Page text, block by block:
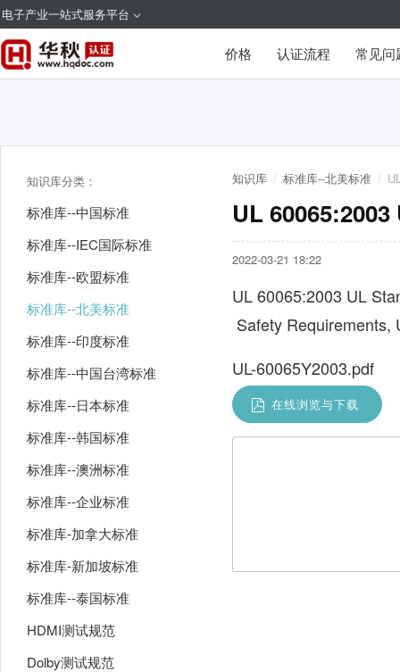
电子产业一站式服务平台
价格 认证流程 常见问
知识库分类：
标准库--中国标准
标准库--IEC国际标准
标准库--欧盟标准
标准库--北美标准
标准库--印度标准
标准库--中国台湾标准
标准库--日本标准
标准库--韩国标准
标准库--澳洲标准
标准库--企业标准
标准库-加拿大标准
标准库-新加坡标准
标准库--泰国标准
HDMI测试规范
Dolby测试规范
知识库 / 标准库--北美标准 /
UL
2022-03-21 18:22
UL 60065:2003 UL
Safety Requirements,
UL-60065Y2003.pdf
在线浏览与下载